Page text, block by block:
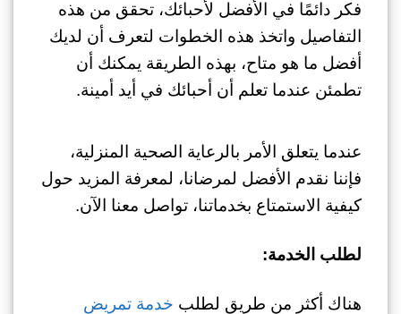
فكر دائمًا في الأفضل لأحبائك، تحقق من هذه
التفاصيل واتخذ هذه الخطوات لتعرف أن لديك
أفضل ما هو متاح، بهذه الطريقة يمكنك أن
تطمئن عندما تعلم أن أحبائك في أيد أمينة.
عندما يتعلق الأمر بالرعاية الصحية المنزلية،
فإننا نقدم الأفضل لمرضانا، لمعرفة المزيد حول
كيفية الاستمتاع بخدماتنا، تواصل معنا الآن.
لطلب الخدمة:
هناك أكثر من طريق لطلب خدمة تمريض